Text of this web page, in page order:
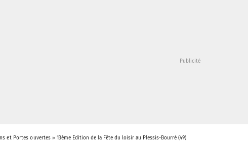
et Portes ouvertes »13ème Edition de la Fête du loisir au Plessis-Bourré (49)